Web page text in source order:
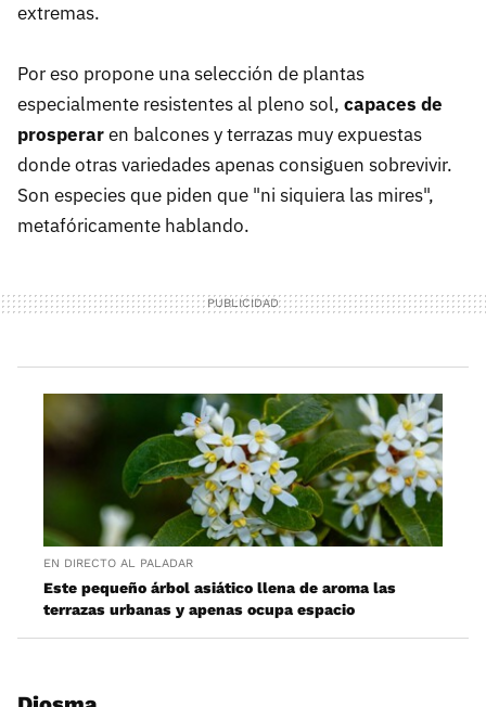
extremas.
Por eso propone una selección de plantas
especialmente resistentes al pleno sol, capaces de
prosperaren balcones y terrazas muy expuestas
donde otras variedades apenas consiguen sobrevivir.
Son especies que piden que "ni siquiera las mires",
metafóricamente hablando.
EN DIRECTO AL PALADAR
Este pequeño árbol asiático llena de aroma las
terrazas urbanas y apenas ocupa espacio